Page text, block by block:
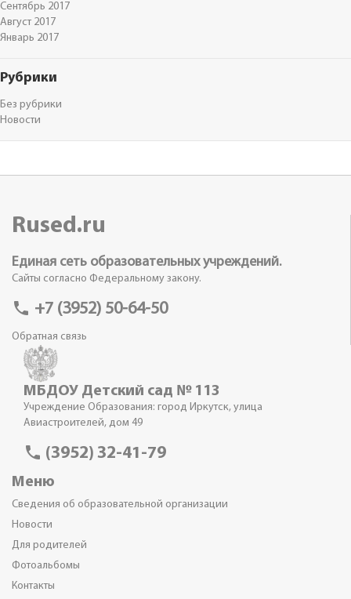
Сентябрь 2017
Август 2017
Январь 2017
Рубрики
Без рубрики
Новости
Rused.ru
Единая сеть образовательных учреждений.
Сайты согласно Федеральному закону.
phone +7 (3952) 50-64-50
Обратная связь
МБДОУ Детский сад № 113
Учреждение Образования: город Иркутск, улица
Авиастроителей, дом 49
phone (3952) 32-41-79
Меню
Сведения об образовательной организации
Новости
Для родителей
Фотоальбомы
Контакты